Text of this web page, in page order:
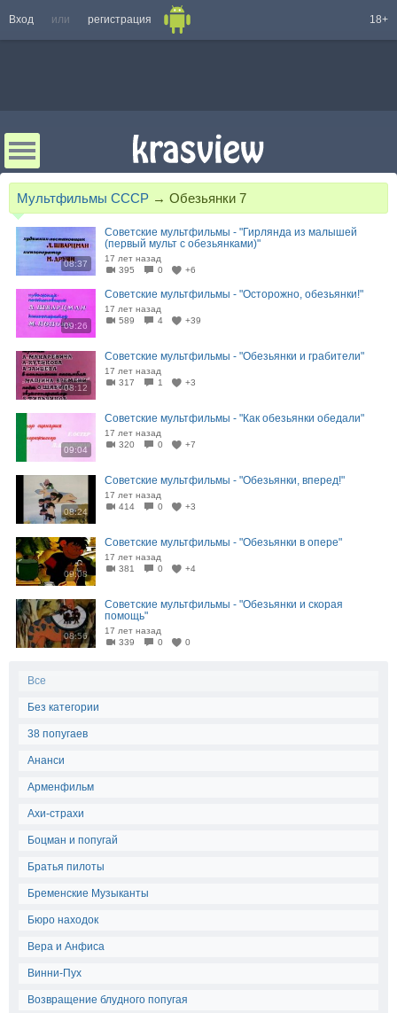
Вход или регистрация 18+
Мультфильмы СССР → Обезьянки 7
08:37
Советские мультфильмы - "Гирлянда из малышей
(первый мульт с обезьянками)"
17 лет назад
395
0 +6
09:26
Советские мультфильмы - "Осторожно, обезьянки!"
17 лет назад
589
4 +39
08:12
Советские мультфильмы - "Обезьянки и грабители"
17 лет назад
317
1 +3
09:04
Советские мультфильмы - "Как обезьянки обедали"
17 лет назад
320
0 +7
08:24
Советские мультфильмы - "Обезьянки, вперед!"
17 лет назад
414
0 +3
09:08
Советские мультфильмы - "Обезьянки в опере"
17 лет назад
381
0 +4
08:56
Советские мультфильмы - "Обезьянки и скорая
помощь"
17 лет назад
339
0 0
Все
Без категории
38 попугаев
Ананси
Арменфильм
Ахи-страхи
Боцман и попугай
Братья пилоты
Бременские Музыканты
Бюро находок
Вера и Анфиса
Винни-Пух
Возвращение блудного попугая